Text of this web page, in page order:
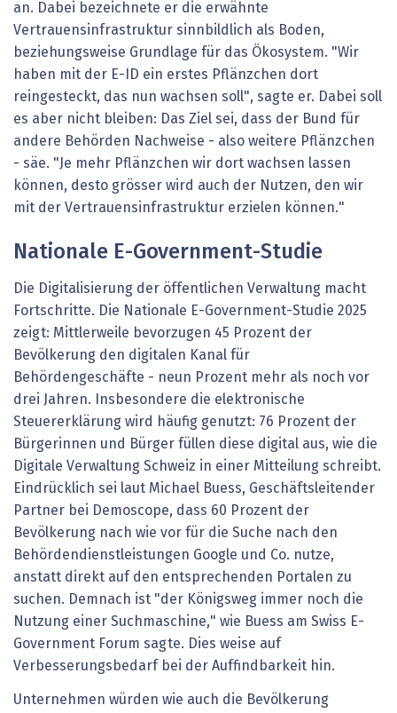
an. Dabei bezeichnete er die erwähnte
Vertrauensinfrastruktur sinnbildlich als Boden,
beziehungsweise Grundlage für das Ökosystem. "Wir
haben mit der E-ID ein erstes Pflänzchen dort
reingesteckt, das nun wachsen soll", sagte er. Dabei soll
es aber nicht bleiben: Das Ziel sei, dass der Bund für
andere Behörden Nachweise - also weitere Pflänzchen
- säe. "Je mehr Pflänzchen wir dort wachsen lassen
können, desto grösser wird auch der Nutzen, den wir
mit der Vertrauensinfrastruktur erzielen können."
Nationale E-Government-Studie
Die Digitalisierung der öffentlichen Verwaltung macht
Fortschritte. Die Nationale E-Government-Studie 2025
zeigt: Mittlerweile bevorzugen 45 Prozent der
Bevölkerung den digitalen Kanal für
Behördengeschäfte - neun Prozent mehr als noch vor
drei Jahren. Insbesondere die elektronische
Steuererklärung wird häufig genutzt: 76 Prozent der
Bürgerinnen und Bürger füllen diese digital aus, wie die
Digitale Verwaltung Schweiz in einer Mitteilung schreibt.
Eindrücklich sei laut Michael Buess, Geschäftsleitender
Partner bei Demoscope, dass 60 Prozent der
Bevölkerung nach wie vor für die Suche nach den
Behördendienstleistungen Google und Co. nutze,
anstatt direkt auf den entsprechenden Portalen zu
suchen. Demnach ist "der Königsweg immer noch die
Nutzung einer Suchmaschine," wie Buess am Swiss E-
Government Forum sagte. Dies weise auf
Verbesserungsbedarf bei der Auffindbarkeit hin.
Unternehmen würden wie auch die Bevölkerung